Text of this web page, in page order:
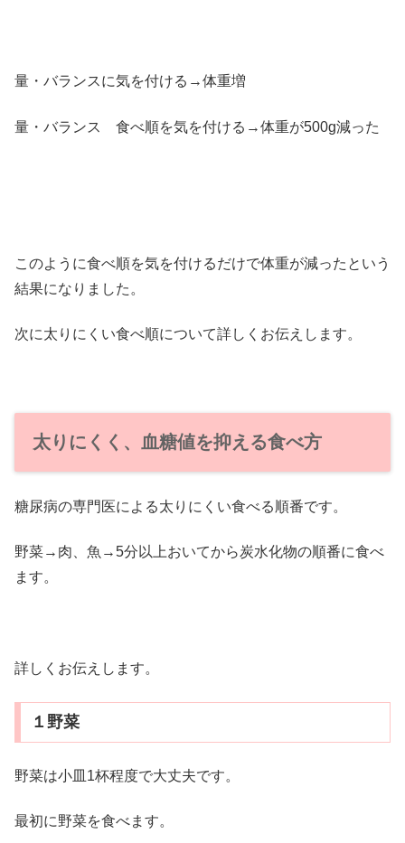
量・バランスに気を付ける→体重増
量・バランス 食べ順を気を付ける→体重が500g減った
このように食べ順を気を付けるだけで体重が減ったという
結果になりました。
次に太りにくい食べ順について詳しくお伝えします。
太りにくく、血糖値を抑える食べ方
糖尿病の専門医による太りにくい食べる順番です。
野菜→肉、魚→5分以上おいてから炭水化物の順番に食べ
ます。
詳しくお伝えします。
１野菜
野菜は小皿1杯程度で大丈夫です。
最初に野菜を食べます。